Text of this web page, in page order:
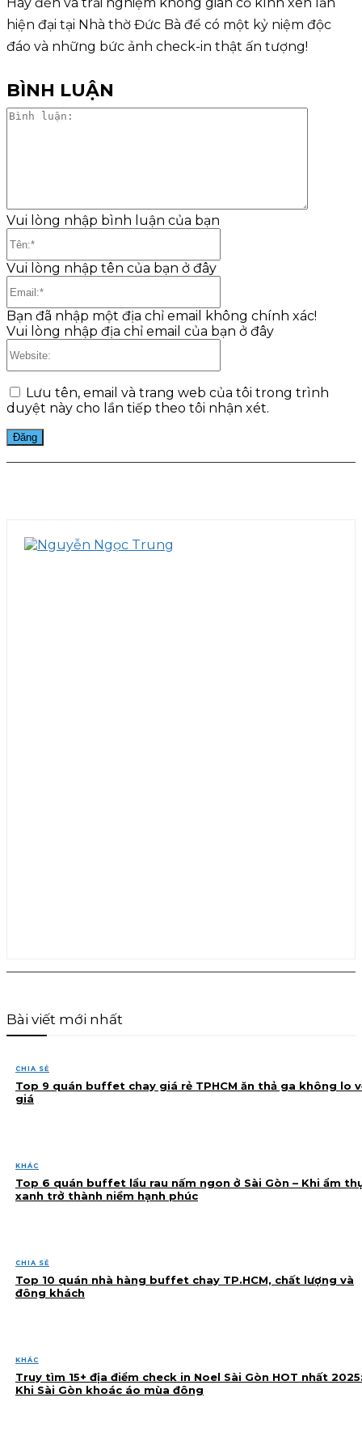
hiện đại tại Nhà thờ Đức Bà để có một kỷ niệm độc
đáo và những bức ảnh check-in thật ấn tượng!
BÌNH LUẬN
Vui lòng nhập bình luận của bạn
Vui lòng nhập tên của bạn ở đây
Bạn đã nhập một địa chỉ email không chính xác!
Vui lòng nhập địa chỉ email của bạn ở đây
Lưu tên, email và trang web của tôi trong trình
duyệt này cho lần tiếp theo tôi nhận xét.
Bài viết mới nhất
CHIA SẺ
Top 9 quán buffet chay giá rẻ TPHCM ăn thả ga không lo
giá
KHÁC
Top 6 quán buffet lẩu rau nấm ngon ở Sài Gòn – Khi ẩm
xanh trở thành niềm hạnh phúc
CHIA SẺ
Top 10 quán nhà hàng buffet chay TP.HCM, chất lượng và
đông khách
KHÁC
Truy tìm 15+ địa điểm check in Noel Sài Gòn HOT nhất
Khi Sài Gòn khoác áo mùa đông